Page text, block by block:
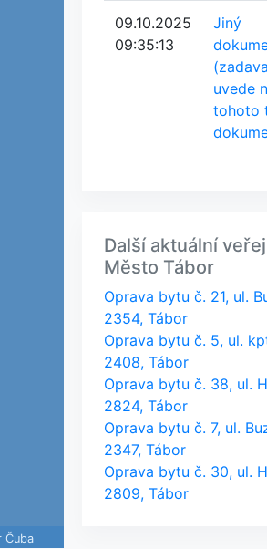
Čuba
09.10.2025
09:35:13
Jiný
uvede
tohoto
Další aktuální
Město Tábor
Oprava bytu č. 21, ul.
2354, Tábor
Oprava bytu č. 5, ul.
2408, Tábor
Oprava bytu č. 38, ul.
2824, Tábor
Oprava bytu č. 7, ul.
2347, Tábor
Oprava bytu č. 30, ul.
2809, Tábor